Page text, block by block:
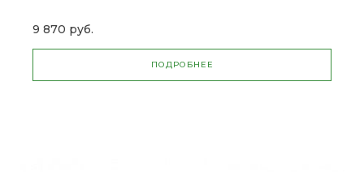
9 870 руб.
ПОДРОБНЕЕ